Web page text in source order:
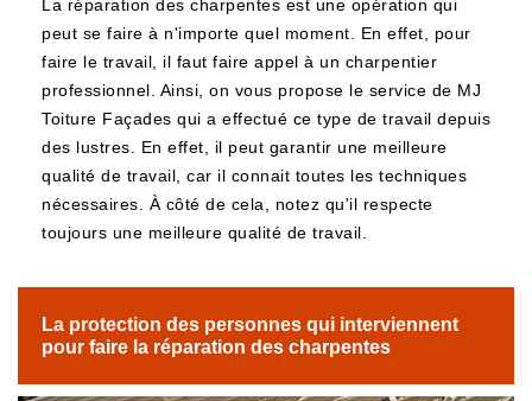
La réparation des charpentes est une opération qui
peut se faire à n'importe quel moment. En effet, pour
faire le travail, il faut faire appel à un charpentier
professionnel. Ainsi, on vous propose le service de MJ
Toiture Façades qui a effectué ce type de travail depuis
des lustres. En effet, il peut garantir une meilleure
qualité de travail, car il connait toutes les techniques
nécessaires. À côté de cela, notez qu'il respecte
toujours une meilleure qualité de travail.
La protection des personnes qui interviennent
pour faire la réparation des charpentes